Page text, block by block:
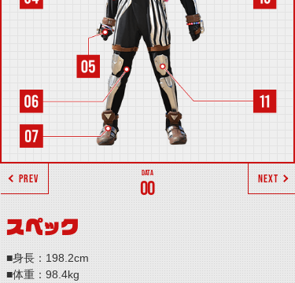
00
PREV NEXT
スペック
■身長：198.2cm
■体重：98.4kg